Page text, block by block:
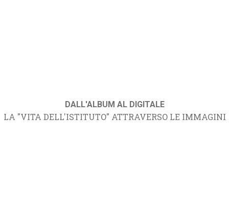
DALL'ALBUM AL DIGITALE
LA "VITA DELL'ISTITUTO" ATTRAVERSO LE IMMAGINI